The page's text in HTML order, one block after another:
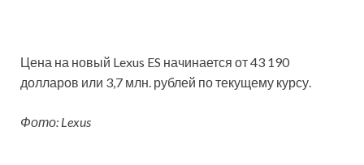
Цена на новый Lexus ES начинается от 43 190
долларов или 3,7 млн. рублей по текущему курсу.
Фото: Lexus